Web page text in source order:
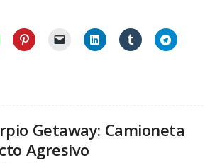
Getaway: Camioneta
Agresivo